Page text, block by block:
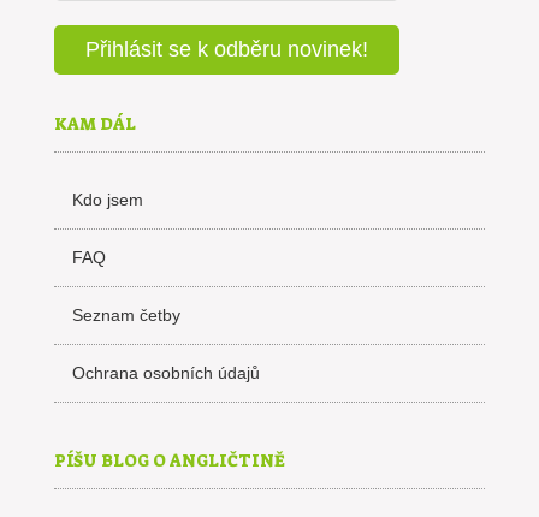
KAM DÁL
Kdo jsem
FAQ
Seznam četby
Ochrana osobních údajů
PÍŠU BLOG O ANGLIČTINĚ